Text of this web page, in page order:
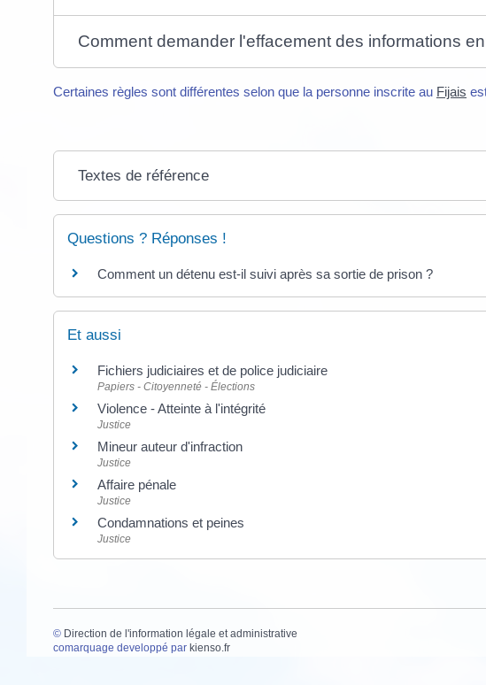
Comment demander l'effacement des informations
Certaines règles sont différentes selon que la personne inscrite au Fijais
Textes de référence
Questions ? Réponses !
Comment un détenu est-il suivi après sa sortie de prison ?
Et aussi
Fichiers judiciaires et de police judiciaire
Papiers - Citoyenneté - Élections
Violence - Atteinte à l'intégrité
Justice
Mineur auteur d'infraction
Justice
Affaire pénale
Justice
Condamnations et peines
Justice
© Direction de l'information légale et administrative
comarquage developpé par kienso.fr